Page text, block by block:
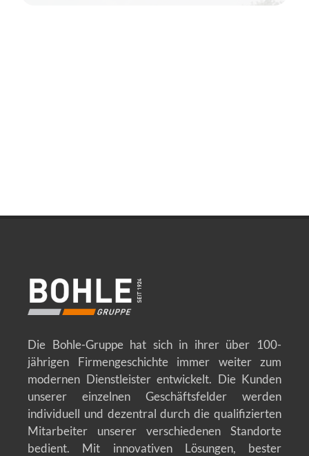
Die Bohle-Gruppe hat sich in ihrer über 100-
jährigen Firmengeschichte immer weiter zum
modernen Dienstleister entwickelt. Die Kunden
unserer einzelnen Geschäftsfelder werden
individuell und dezentral durch die qualifizierten
Mitarbeiter unserer verschiedenen Standorte
bedient. Mit innovativen Lösungen, bester